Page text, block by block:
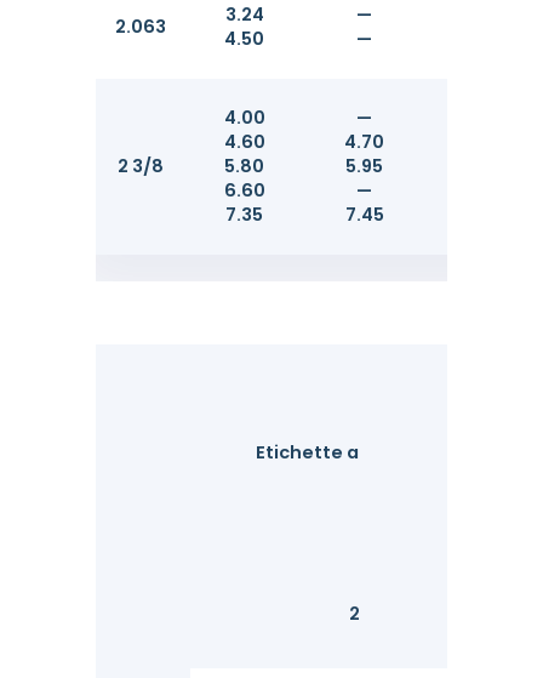
2.063
3.24
4.50
—
—
2 3/8
4.00
4.60
5.80
6.60
7.35
—
4.70
5.95
—
7.45
Etichette a
2